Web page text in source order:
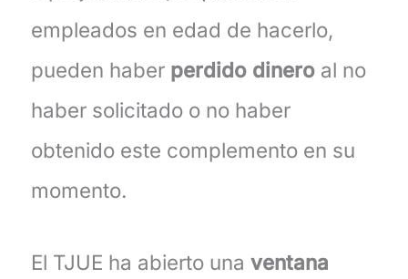
empleados en edad de hacerlo,
pueden haber perdido dinero al no
haber solicitado o no haber
obtenido este complemento en su
momento.
El TJUE ha abierto unaventana